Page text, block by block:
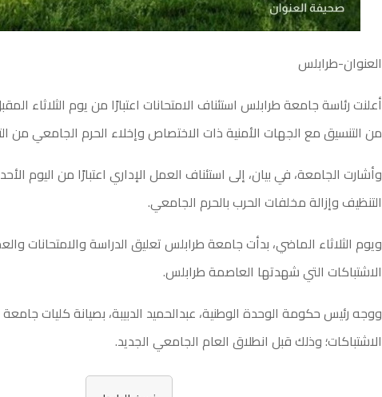
العنوان-طرابلس
أعلنت رئاسة جامعة طرابلس استئناف الامتحانات اعتبارًا من يوم الثلاثاء
من التنسيق مع الجهات الأمنية ذات الاختصاص وإخلاء الحرم الجامعي من
وأشارت الجامعة، في بيان، إلى استئناف العمل الإداري اعتبارًا من اليوم
التنظيف وإزالة مخلفات الحرب بالحرم الجامعي.
ويوم الثلاثاء الماضي، بدأت جامعة طرابلس تعليق الدراسة والامتحانات
الاشتباكات التي شهدتها العاصمة طرابلس.
ووجه رئيس حكومة الوحدة الوطنية، عبدالحميد الدبيبة، بصيانة كليات
الاشتباكات؛ وذلك قبل انطلاق العام الجامعي الجديد.